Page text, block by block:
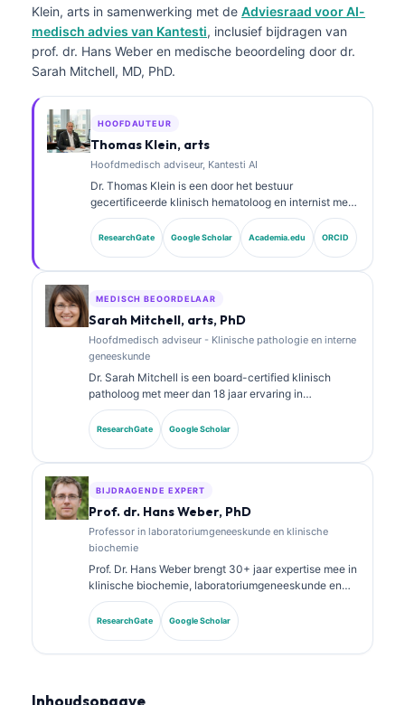
Klein, arts in samenwerking met de Adviesraad voor AI-
medisch advies van Kantesti, inclusief bijdragen van
prof. dr. Hans Weber en medische beoordeling door dr.
Sarah Mitchell, MD, PhD.
HOOFDAUTEUR
Thomas Klein, arts
Hoofdmedisch adviseur, Kantesti AI
Dr. Thomas Klein is een door het bestuur
gecertificeerde klinisch hematoloog en internist met
meer dan 15 jaar ervaring in
laboratoriumgeneeskunde en door AI ondersteunde
klinische analyse. Als Chief Medical Officer bij
netwerk. Dr. Klein heeft uitgebreid gepubliceerd over
interpretatie van biomarkers en
laboratoriumgeneeskunde.
ResearchGate Google Scholar Academia.edu ORCID
MEDISCH BEOORDELAAR
Sarah Mitchell, arts, PhD
Hoofdmedisch adviseur - Klinische pathologie en interne
geneeskunde
Dr. Sarah Mitchell is een board-certified klinisch
patholoog met meer dan 18 jaar ervaring in
laboratoriumgeneeskunde en diagnostische analyse.
Zij heeft specialisatiecertificeringen in klinische
chemie en heeft uitgebreid gepubliceerd over
ResearchGate Google Scholar
BIJDRAGENDE EXPERT
Prof. dr. Hans Weber, PhD
Professor in laboratoriumgeneeskunde en klinische
biochemie
Prof. Dr. Hans Weber brengt 30+ jaar expertise mee in
klinische biochemie, laboratoriumgeneeskunde en
biomarkeronderzoek. Voormalig president van de
Duitse Vereniging voor Klinische Chemie, hij is
gespecialiseerd in analyse van diagnostische panels,
ResearchGate Google Scholar
Inhoudsopgave